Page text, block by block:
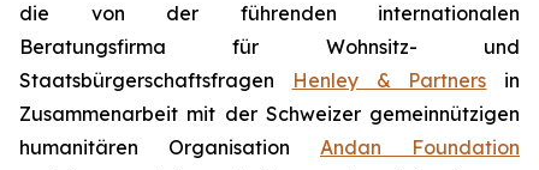
die von der führenden internationalen
Beratungsfirma für Wohnsitz- und
Staatsbürgerschaftsfragen
Henley & Partners in
Zusammenarbeit mit der Schweizer gemeinnützigen
humanitären Organisation Andan Foundation